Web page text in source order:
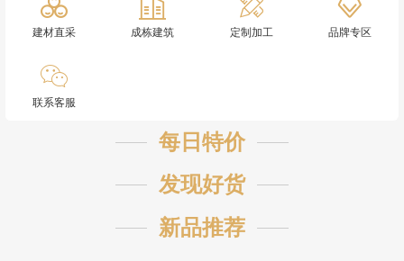
建材直采 成栋建筑 定制加工 品牌专区
联系客服
每日特价
发现好货
新品推荐